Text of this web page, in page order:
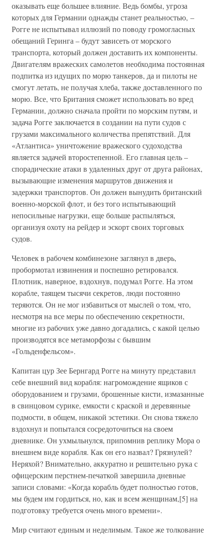
оказывать еще большее влияние. Ведь бомбы, угроза
которых для Германии однажды станет реальностью, –
Рогге не испытывал иллюзий по поводу громогласных
обещаний Геринга – будут зависеть от морского
транспорта, который должен доставить их компоненты.
Двигателям вражеских самолетов необходима постоянная
подпитка из идущих по морю танкеров, да и пилоты не
смогут летать, не получая хлеба, также доставленного по
морю. Все, что Британия сможет использовать во вред
Германии, должно сначала пройти по морским путям, и
задача Рогге заключается в создании на пути судов с
грузами максимального количества препятствий. Для
«Атлантиса» уничтожение вражеского судоходства
является задачей второстепенной. Его главная цель –
спорадические атаки в удаленных друг от друга районах,
вызывающие изменения маршрутов движения и
задержки транспортов. Он должен вынудить британский
военно-морской флот, и без того испытывающий
непосильные нагрузки, еще больше распыляться,
организуя охоту на рейдер и эскорт своих торговых
судов.
Человек в рабочем комбинезоне заглянул в дверь,
пробормотал извинения и поспешно ретировался.
Плотник, наверное, вздохнув, подумал Рогге. На этом
корабле, таящем тысячи секретов, люди постоянно
теряются. Он не мог избавиться от мыслей о том, что,
несмотря на все меры по обеспечению секретности,
многие из рабочих уже давно догадались, с какой целью
производятся все метаморфозы с бывшим
«Гольденфельсом».
Капитан цур Зее Бернгард Рогге на минуту представил
себе внешний вид корабля: нагромождение ящиков с
оборудованием и грузами, брошенные кисти, измазанные
в свинцовом сурике, емкости с краской и деревянные
подмости, в общем, никакой эстетики. Он снова тяжело
вздохнул и попытался сосредоточиться на своем
дневнике. Он ухмыльнулся, припомнив реплику Мора о
внешнем виде корабля. Как он его назвал? Грязнулей?
Неряхой? Внимательно, аккуратно и решительно рука с
офицерским перстнем-печаткой завершила дневные
записи словами: «Когда корабль будет полностью готов,
мы будем им гордиться, но, как и всем женщинам,[5] на
подготовку требуется очень много времени».
Мир считают единым и неделимым. Такое же толкование